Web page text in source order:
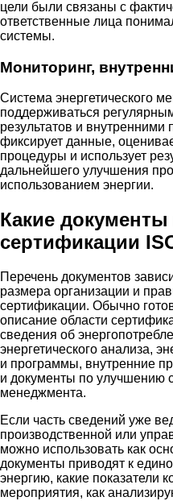
цели были связаны с
ответственные лица
системы.
Мониторинг,
Система энергетического
поддерживаться
результатов и
фиксирует данные,
процедуры и использует
дальнейшего улучшения
использованием энергии.
Какие
сертификации
Перечень документов
размера организации и
сертификации. Обычно
описание области
сведения об
энергетического анализа,
и программы, внутренние
и документы по улучшению
менеджмента.
Если часть сведений уже
производственной или
можно использовать как
документы приводят к
энергию, какие показатели
мероприятия, как